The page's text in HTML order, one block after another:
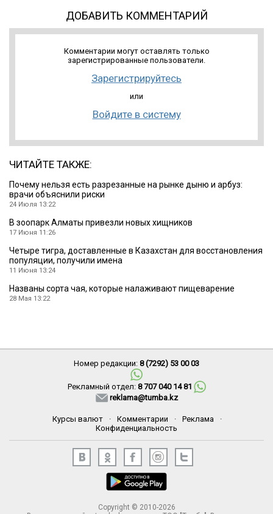
ДОБАВИТЬ КОММЕНТАРИЙ
Комментарии могут оставлять только
зарегистрированные пользователи.
Зарегистрируйтесь
или
Войдите в систему
ЧИТАЙТЕ ТАКЖЕ:
Почему нельзя есть разрезанные на рынке дыню и арбуз:
врачи объяснили риски
24 Июля 13:22
В зоопарк Алматы привезли новых хищников
17 Июня 11:26
Четыре тигра, доставленные в Казахстан для восстановления
популяции, получили имена
11 Июня 13:24
Названы сорта чая, которые налаживают пищеварение
28 Мая 13:22
Номер редакции: 8 (7292) 53 00 03
Рекламный отдел: 8 707 040 14 81
reklama@tumba.kz
Курсы валют · Комментарии · Реклама
·
Конфиденциальность
Copyright © 2010-2026